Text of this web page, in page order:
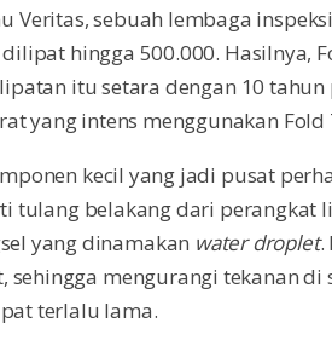
Veritas, sebuah lembaga
hingga 500.000. Hasilnya,
itu setara dengan 10
yang intens menggunakan Fold
kecil yang jadi pusat
tulang belakang dari perangkat
yang dinamakan water droplet.
mengurangi tekanan di
terlalu lama.